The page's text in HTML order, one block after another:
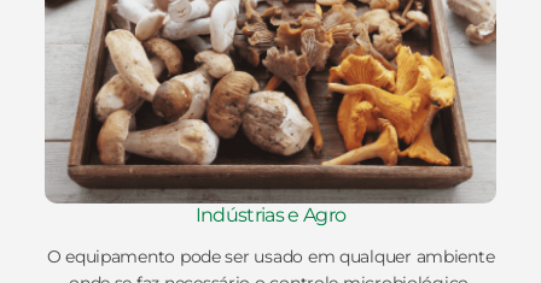
Indústrias e Agro
O equipamento pode ser usado em qualquer ambiente